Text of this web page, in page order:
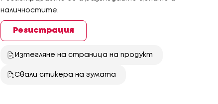
наличностите.
Регистрация
Изтегляне на страница на продукт
Свали стикера на гумата